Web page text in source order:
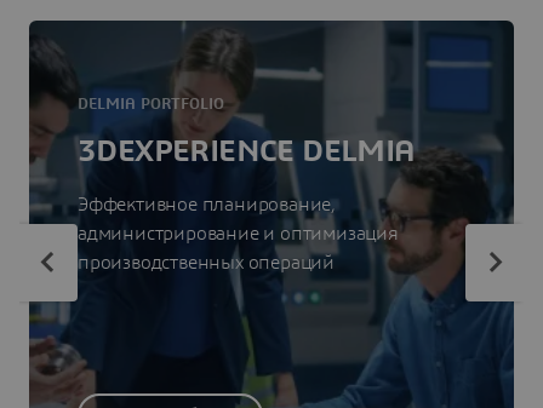
DELMIA PORTFOLIO
3DEXPERIENCE DELMIA
Эффективное планирование,
администрирование и оптимизация
производственных операций